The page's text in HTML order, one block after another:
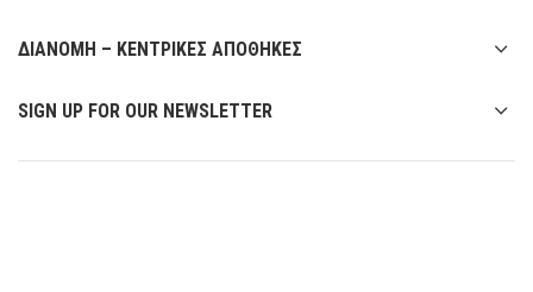
ΔΙΑΝΟΜΗ – ΚΕΝΤΡΙΚΕΣ ΑΠΟΘΗΚΕΣ
SIGN UP FOR OUR NEWSLETTER